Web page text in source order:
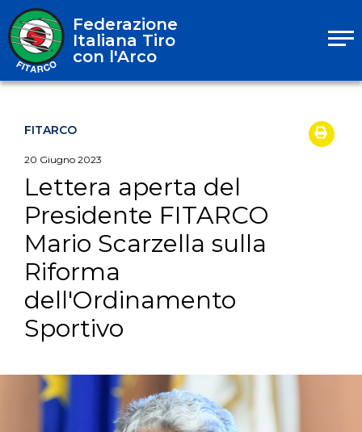
Federazione
Italiana Tiro
con l'Arco
FITARCO
20 Giugno 2023
Lettera aperta del
Presidente FITARCO
Mario Scarzella sulla
Riforma
dell'Ordinamento
Sportivo